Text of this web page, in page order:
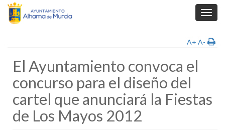
A+ A-
El Ayuntamiento convoca el
concurso para el diseño del
cartel que anunciará la Fiestas
de Los Mayos 2012